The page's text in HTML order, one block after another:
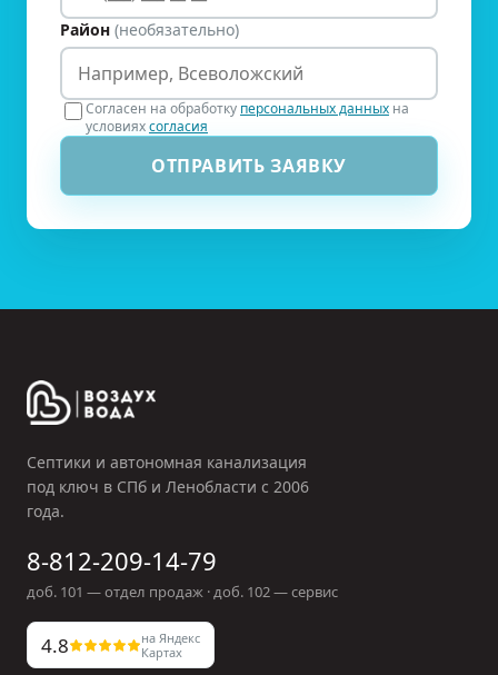
Район (необязательно)
Согласен на обработку персональных данных на
условияхсогласия
ОТПРАВИТЬ ЗАЯВКУ
Септики и автономная канализация
под ключ в СПб и Ленобласти с 2006
года.
8-812-209-14-79
доб. 101 — отдел продаж · доб. 102— сервис
4.8
на Яндекс
Картах